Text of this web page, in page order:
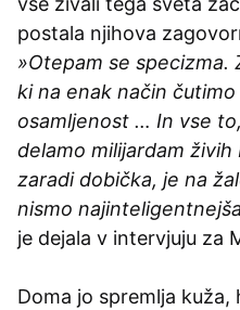
postala njihova
»Otepam se specizma.
ki na enak način
osamljenost … In vse
delamo milijardam
zaradi dobička, je na
nismo
je dejala v intervjuju za
Doma jo spremlja